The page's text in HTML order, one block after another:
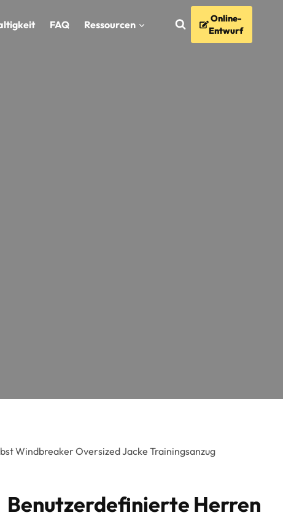
FAQ Ressourcen
Online-
Entwurf
Windbreaker Oversized Jacke Trainingsanzug
Benutzerdefinierte Herren